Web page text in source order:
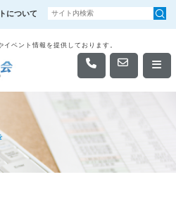
について
ベント情報を提供しております。